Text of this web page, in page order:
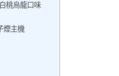
桃烏龍口味
煙主機